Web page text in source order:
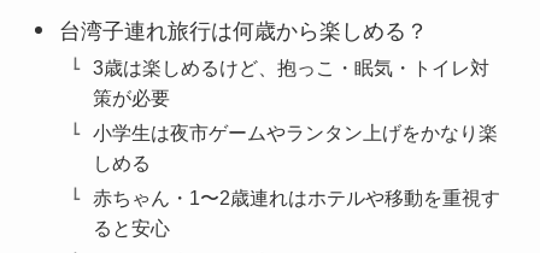
台湾子連れ旅行は何歳から楽しめる？
3歳は楽しめるけど、抱っこ・眠気・トイレ対
策が必要
小学生は夜市ゲームやランタン上げをかなり楽
しめる
赤ちゃん・1〜2歳連れはホテルや移動を重視す
ると安心